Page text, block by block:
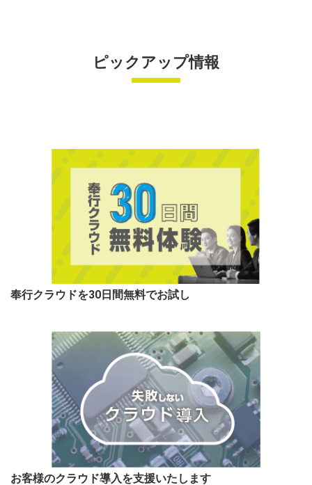
ピックアップ情報
奉行クラウドを30日間無料でお試し
お客様のクラウド導入を支援いたします